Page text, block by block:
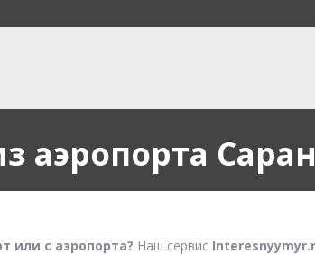
аэропорта
или с аэропорта? Наш сервис